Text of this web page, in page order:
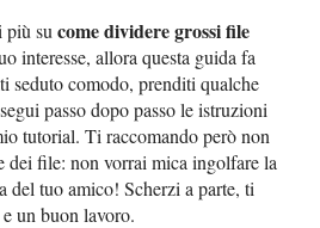
più sucome dividere grossi file
interesse, allora questa guida fa
seduto comodo, prenditi qualche
passo dopo passo le istruzioni
tutorial. Ti raccomando però non
dei file: non vorrai mica ingolfare la
del tuo amico! Scherzi a parte, ti
un buon lavoro.